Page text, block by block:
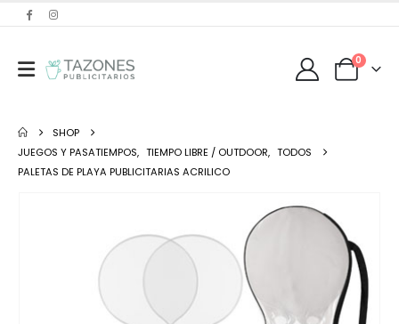
0
SHOP
JUEGOS Y PASATIEMPOS, TIEMPO LIBRE / OUTDOOR, TODOS
PALETAS DE PLAYA PUBLICITARIAS ACRILICO